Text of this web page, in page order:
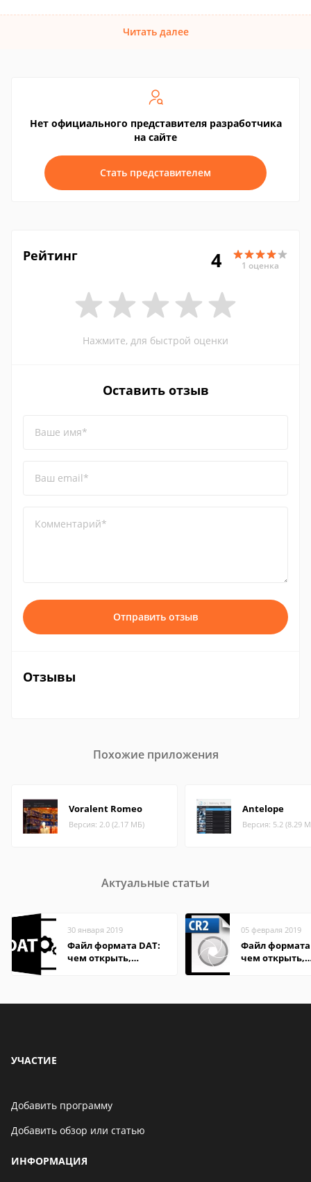
Читать далее
Нет официального представителя разработчика
на сайте
Стать представителем
Рейтинг 4 1 оценка
Нажмите, для быстрой оценки
Оставить отзыв
Ваше имя*
Ваш email*
Комментарий*
Отправить отзыв
Отзывы
Похожие приложения
Voralent Romeo
Версия: 2.0 (2.17 МБ)
Antelope
Версия: 5.2 (8.29
Актуальные статьи
30 января 2019
Файл формата DAT:
чем открыть,
05 февраля 2019
Файл формата
чем открыть,
УЧАСТИЕ
Добавить программу
Добавить обзор или статью
ИНФОРМАЦИЯ